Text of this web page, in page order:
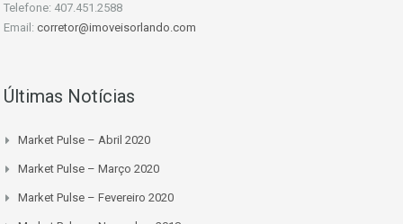
Telefone: 407.451.2588
Email: corretor@imoveisorlando.com
Últimas Notícias
Market Pulse – Abril 2020
Market Pulse – Março 2020
Market Pulse – Fevereiro 2020